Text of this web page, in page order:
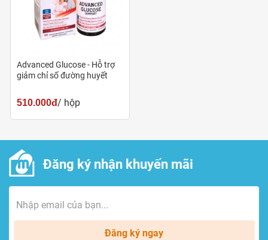
Uống 2 viên mỗi ngày hoặc theo chỉ dẫn của bác sĩ.
Hỗ trợ tăng cường chuyển hóa glucose, giúp ổn định
Đối tượng sử dụng
Người có chỉ số đường huyết cao.
Lưu ý
Phụ nữ có thai hoặc cho con bú, người đang dùng
Advanced Glucose - Hỗ trợ
giảm chỉ số đường huyết
510.000đ/ hộp
Đăng ký nhận khuyến mãi
Đăng ký ngay